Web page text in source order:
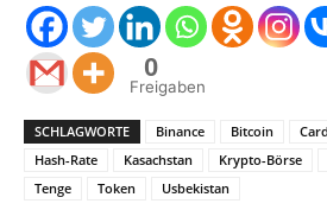
0
Freigaben
SCHLAGWORTE Binance Bitcoin
Hash-Rate
Kasachstan Krypto-Börse
Tenge
Token Usbekistan